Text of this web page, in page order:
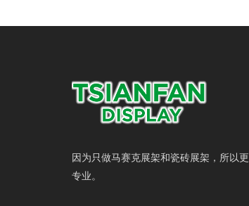
因为只做马赛克展架和瓷砖展架，所以更
专业。